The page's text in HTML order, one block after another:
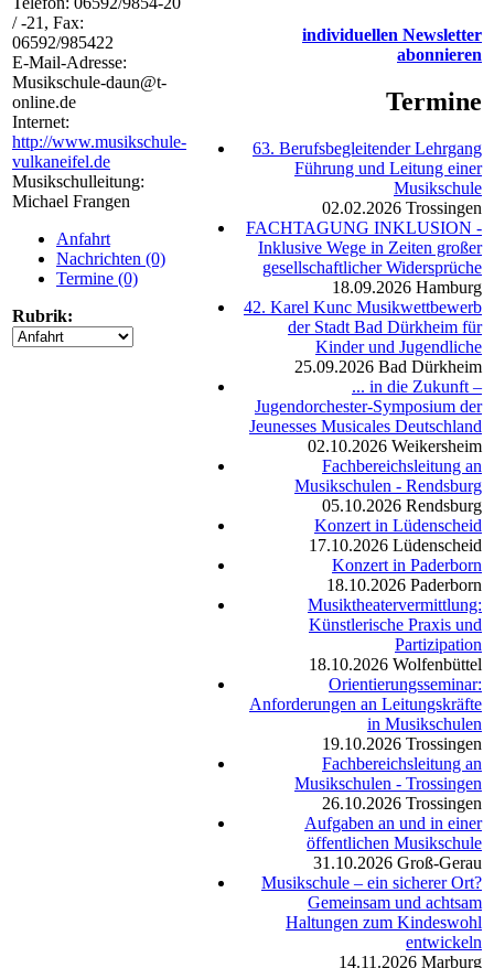
/ -21 , Fax:
06592/985422
E-Mail-Adresse:
Musikschule-daun@t-
online.de
Internet:
http://www.musikschule-
vulkaneifel.de
Musikschulleitung:
Michael Frangen
Anfahrt
Nachrichten (0)
Termine (0)
Rubrik:
individuellen Newsletter
abonnieren
Termine
63. Berufsbegleitender Lehrgang
Führung und Leitung einer
Musikschule
02.02.2026 Trossingen
FACHTAGUNG INKLUSION -
Inklusive Wege in Zeiten großer
gesellschaftlicher Widersprüche
18.09.2026 Hamburg
42. Karel Kunc Musikwettbewerb
der Stadt Bad Dürkheim für
Kinder und Jugendliche
25.09.2026 Bad Dürkheim
... in die Zukunft –
Jugendorchester-Symposium der
Jeunesses Musicales Deutschland
02.10.2026 Weikersheim
Fachbereichsleitung an
Musikschulen - Rendsburg
05.10.2026 Rendsburg
Konzert in Lüdenscheid
17.10.2026 Lüdenscheid
Konzert in Paderborn
18.10.2026 Paderborn
Musiktheatervermittlung:
Künstlerische Praxis und
Partizipation
18.10.2026 Wolfenbüttel
Orientierungsseminar:
Anforderungen an Leitungskräfte
in Musikschulen
19.10.2026 Trossingen
Fachbereichsleitung an
Musikschulen - Trossingen
26.10.2026 Trossingen
Aufgaben an und in einer
öffentlichen Musikschule
31.10.2026 Groß-Gerau
Musikschule – ein sicherer Ort?
Gemeinsam und achtsam
Haltungen zum Kindeswohl
entwickeln
14.11.2026 Marburg